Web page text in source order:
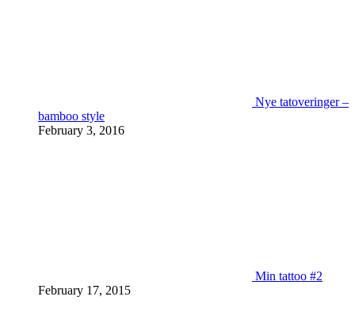
Nye tatoveringer –
bamboo style
February 3, 2016
Min tattoo #2
February 17, 2015